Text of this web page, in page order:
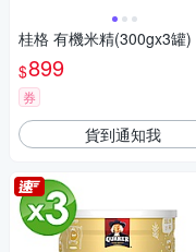
桂格 有機米精(300gx3罐)
$899
券
貨到通知我